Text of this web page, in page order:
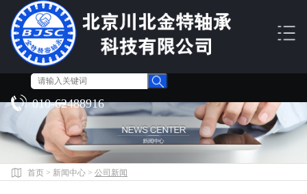
010-62488916
首页 > 新闻中心 > 公司新闻